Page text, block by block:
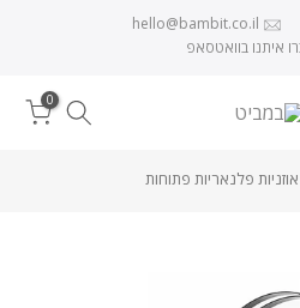
hello@bambit.co.il
איתנו בוואטסאפ
0